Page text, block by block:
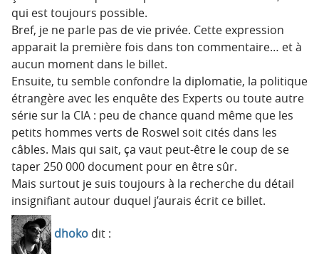
qui est toujours possible.
Bref, je ne parle pas de vie privée. Cette expression
apparait la première fois dans ton commentaire… et à
aucun moment dans le billet.
Ensuite, tu semble confondre la diplomatie, la politique
étrangère avec les enquête des Experts ou toute autre
série sur la CIA : peu de chance quand même que les
petits hommes verts de Roswel soit cités dans les
câbles. Mais qui sait, ça vaut peut-être le coup de se
taper 250 000 document pour en être sûr.
Mais surtout je suis toujours à la recherche du détail
insignifiant autour duquel j’aurais écrit ce billet.
dhoko dit :